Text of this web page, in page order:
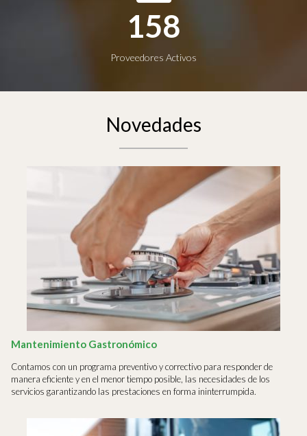
168
Proveedores Activos
Novedades
Mantenimiento Gastronómico
Contamos con un programa preventivo y correctivo para responder de
manera eficiente y en el menor tiempo posible, las necesidades de los
servicios garantizando las prestaciones en forma ininterrumpida.